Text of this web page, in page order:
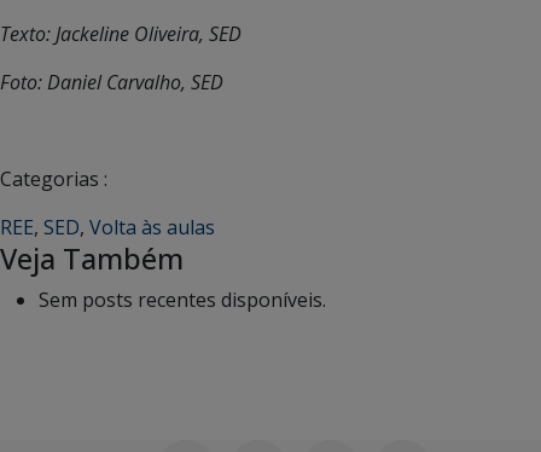
Texto: Jackeline Oliveira, SED
Foto: Daniel Carvalho, SED
Categorias :
REE, SED, Volta às aulas
Veja Também
Sem posts recentes disponíveis.